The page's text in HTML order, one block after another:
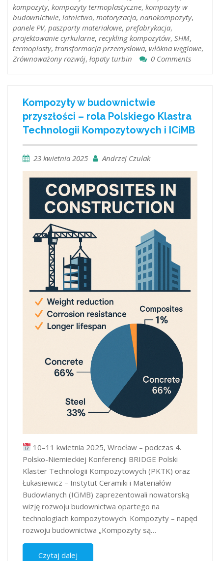
kompozyty, kompozyty termoplastyczne, kompozyty w
budownictwie, lotnictwo, motoryzacja, nanokompozyty,
panele PV, paszporty materiałowe, prefabrykacja,
projektowanie cyrkularne, recykling kompozytów, SHM,
termoplasty, transformacja przemysłowa, włókna węglowe,
Zrównoważony rozwój, łopaty turbin 0 Comments
Kompozyty w budownictwie
przyszłości – rola Polskiego Klastra
Technologii Kompozytowych i ICiMB
23 kwietnia 2025 Andrzej Czulak
10–11 kwietnia 2025, Wrocław – podczas 4.
Polsko-Niemieckiej Konferencji BRIDGE Polski
Klaster Technologii Kompozytowych (PKTK) oraz
Łukasiewicz – Instytut Ceramiki i Materiałów
Budowlanych (ICiMB) zaprezentowali nowatorską
wizję rozwoju budownictwa opartego na
technologiach kompozytowych. Kompozyty – napęd
rozwoju budownictwa „Kompozyty są…
Czytaj dalej